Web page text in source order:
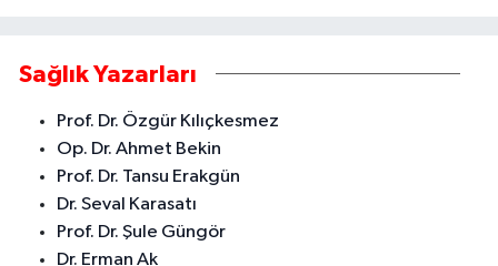
Sağlık Yazarları
Prof. Dr. Özgür Kılıçkesmez
Op. Dr. Ahmet Bekin
Prof. Dr. Tansu Erakgün
Dr. Seval Karasatı
Prof. Dr. Şule Güngör
Dr. Erman Ak